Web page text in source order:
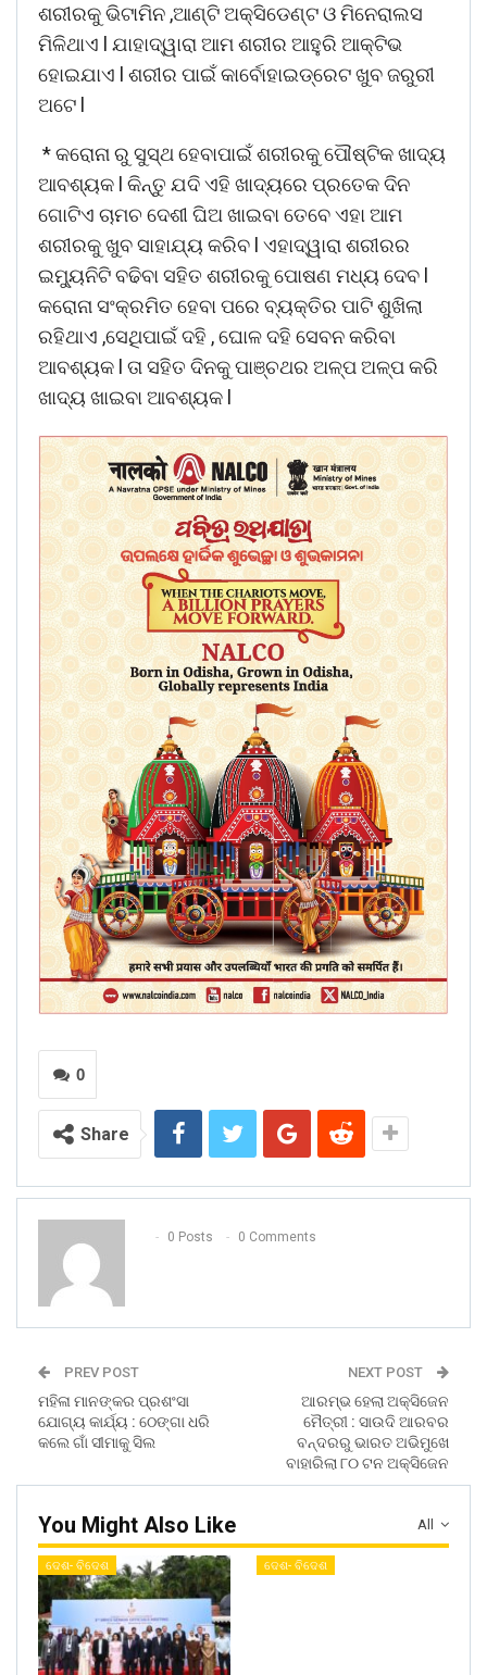
ଶରୀରକୁ ଭିଟାମିନ ,ଆଣ୍ଟି ଅକ୍ସିଡେଣ୍ଟ ଓ ମିନେରାଲସ
ମିଳିଥାଏ l ଯାହାଦ୍ୱାରା ଆମ ଶରୀର ଆହୁରି ଆକ୍ଟିଭ
ହୋଇଯାଏ l ଶରୀର ପାଇଁ କାର୍ବୋହାଇଡ୍ରେଟ ଖୁବ ଜରୁରୀ
ଅଟେ l
* କରୋନା ରୁ ସୁସ୍ଥ ହେବାପାଇଁ ଶରୀରକୁ ପୌଷ୍ଟିକ ଖାଦ୍ୟ
ଆବଶ୍ୟକ l କିନ୍ତୁ ଯଦି ଏହି ଖାଦ୍ୟରେ ପ୍ରତେକ ଦିନ
ଗୋଟିଏ ଚାମଚ ଦେଶୀ ଘିଅ ଖାଇବା ତେବେ ଏହା ଆମ
ଶରୀରକୁ ଖୁବ ସାହାଯ୍ୟ କରିବ l ଏହାଦ୍ୱାରା ଶରୀରର
ଇମ୍ୟୁନିଟି ବଢିବା ସହିତ ଶରୀରକୁ ପୋଷଣ ମଧ୍ୟ ଦେବ l
କରୋନା ସଂକ୍ରମିତ ହେବା ପରେ ବ୍ୟକ୍ତିର ପାଟି ଶୁଖିଲା
ରହିଥାଏ ,ସେଥିପାଇଁ ଦହି , ଘୋଳ ଦହି ସେବନ କରିବା
ଆବଶ୍ୟକ l ତା ସହିତ ଦିନକୁ ପାଞ୍ଚଥର ଅଳ୍ପ ଅଳ୍ପ କରି
ଖାଦ୍ୟ ଖାଇବା ଆବଶ୍ୟକ l
0
Share
0 Posts 0 Comments
PREV POST
ମହିଳା ମାନଙ୍କର ପ୍ରଶଂସା
ଯୋଗ୍ୟ କାର୍ଯ୍ୟ : ଠେଙ୍ଗା ଧରି
କଲେ ଗାଁ ସୀମାକୁ ସିଲ
NEXT POST
ଆରମ୍ଭ ହେଲା ଅକ୍ସିଜେନ
ମୈତ୍ରୀ : ସାଉଦି ଆରବର
ବନ୍ଦରରୁ ଭାରତ ଅଭିମୁଖେ
ବାହାରିଲା ୮୦ ଟନ ଅକ୍ସିଜେନ
All
You Might Also Like
ଦେଶ- ବିଦେଶ ଦେଶ- ବିଦେଶ